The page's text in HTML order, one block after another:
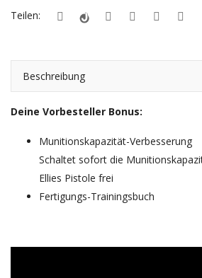
Teilen:
Beschreibung
Deine Vorbesteller Bonus:
Munitionskapazität-Verbesserung
Schaltet sofort die
Ellies Pistole frei
Fertigungs-Trainingsbuch